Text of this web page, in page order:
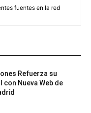
fuentes en la red
Refuerza su
con Nueva Web de